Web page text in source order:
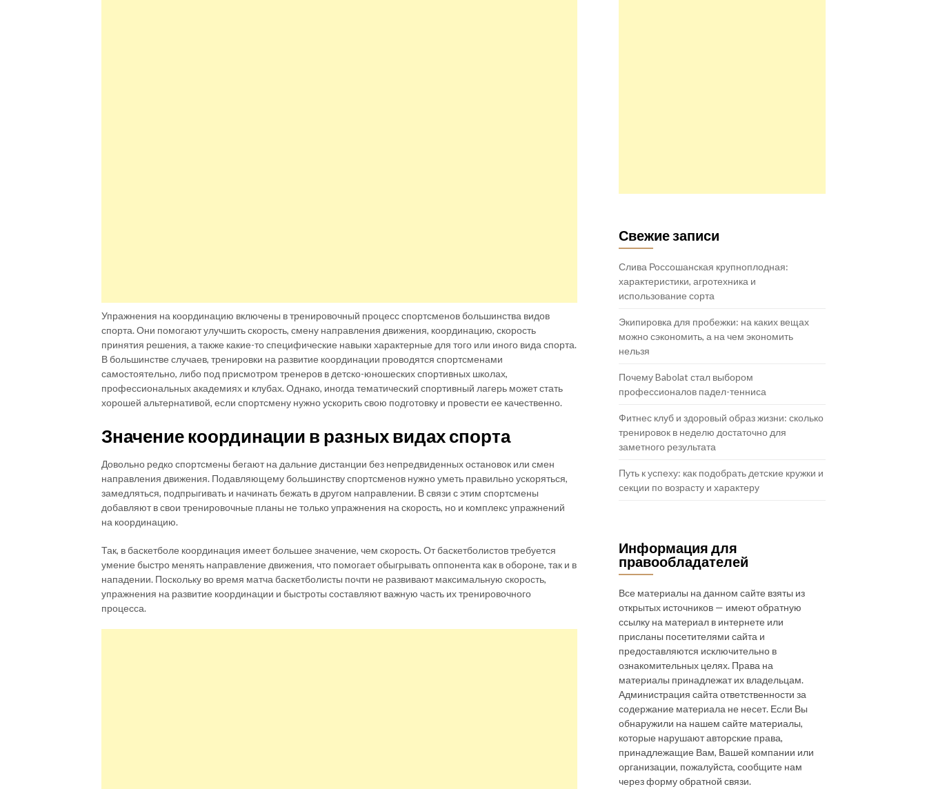
Упражнения на координацию включены в тренировочный процесс спортсменов большинства видов
спорта. Они помогают улучшить скорость, смену направления движения, координацию, скорость
принятия решения, а также какие-то специфические навыки характерные для того или иного вида спорта.
В большинстве случаев, тренировки на развитие координации проводятся спортсменами
самостоятельно, либо под присмотром тренеров в детско-юношеских спортивных школах,
профессиональных академиях и клубах. Однако, иногда тематический спортивный лагерь может стать
хорошей альтернативой, если спортсмену нужно ускорить свою подготовку и провести ее качественно.
Значение координации в разных видах спорта
Довольно редко спортсмены бегают на дальние дистанции без непредвиденных остановок или смен
направления движения. Подавляющему большинству спортсменов нужно уметь правильно ускоряться,
замедляться, подпрыгивать и начинать бежать в другом направлении. В связи с этим спортсмены
добавляют в свои тренировочные планы не только упражнения на скорость, но и комплекс упражнений
на координацию.
Так, в баскетболе координация имеет большее значение, чем скорость. От баскетболистов требуется
умение быстро менять направление движения, что помогает обыгрывать оппонента как в обороне, так и в
нападении. Поскольку во время матча баскетболисты почти не развивают максимальную скорость,
упражнения на развитие координации и быстроты составляют важную часть их тренировочного
процесса.
Свежие записи
Слива Россошанская крупноплодная:
характеристики, агротехника и
использование сорта
Экипировка для пробежки: на каких вещах
можно сэкономить, а на чем экономить
нельзя
Почему Babolat стал выбором
профессионалов падел-тенниса
Фитнес клуб и здоровый образ жизни: сколько
тренировок в неделю достаточно для
заметного результата
Путь к успеху: как подобрать детские кружки и
секции по возрасту и характеру
Информация для
правообладателей
Все материалы на данном сайте взяты из
открытых источников — имеют обратную
ссылку на материал в интернете или
присланы посетителями сайта и
предоставляются исключительно в
ознакомительных целях. Права на
материалы принадлежат их владельцам.
Администрация сайта ответственности за
содержание материала не несет. Если Вы
обнаружили на нашем сайте материалы,
которые нарушают авторские права,
принадлежащие Вам, Вашей компании или
организации, пожалуйста, сообщите нам
через форму обратной связи.